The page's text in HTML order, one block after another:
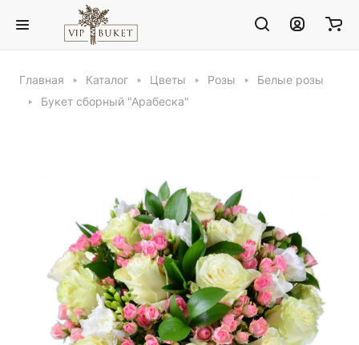
Главная Каталог Цветы Розы
Белые розы
Букет сборный "Арабеска"